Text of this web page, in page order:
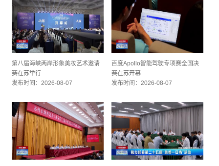
第八届海峡两岸形象美妆艺术邀请
赛在苏举行
发布时间：2026-08-07
百度Apollo智能驾驶专项赛全国决
赛在苏开幕
发布时间：2026-08-07